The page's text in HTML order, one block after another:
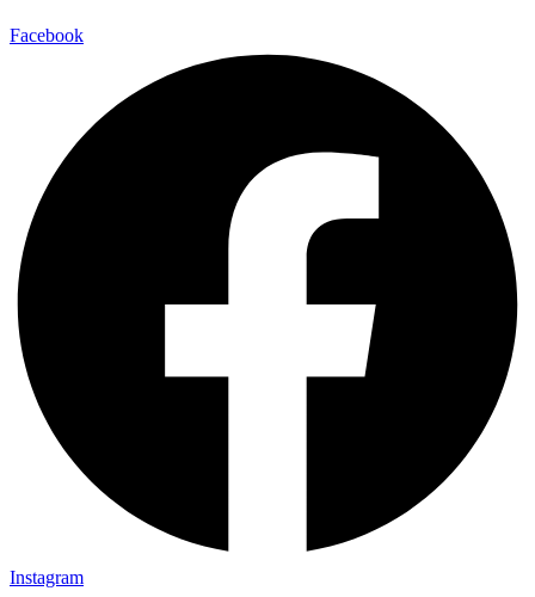
Facebook
Instagram